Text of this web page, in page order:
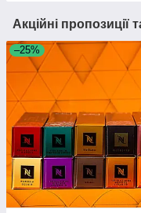
Акційні пропозиції
–25%